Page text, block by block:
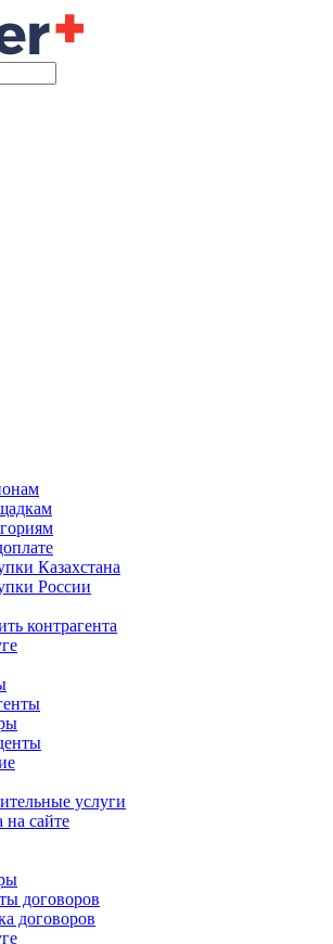
Казахстана
России
контрагента
услуги
на сайте
договоров
договоров